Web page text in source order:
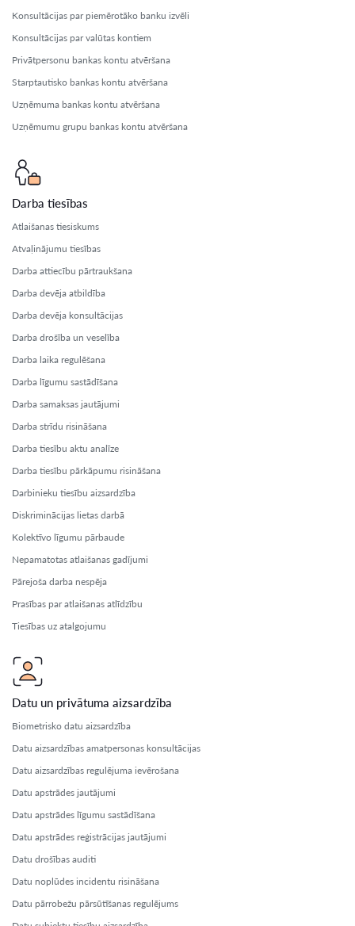
Konsultācijas par piemērotāko banku izvēli
Konsultācijas par valūtas kontiem
Privātpersonu bankas kontu atvēršana
Starptautisko bankas kontu atvēršana
Uzņēmuma bankas kontu atvēršana
Uzņēmumu grupu bankas kontu atvēršana
Darba tiesības
Atlaišanas tiesiskums
Atvaļinājumu tiesības
Darba attiecību pārtraukšana
Darba devēja atbildība
Darba devēja konsultācijas
Darba drošība un veselība
Darba laika regulēšana
Darba līgumu sastādīšana
Darba samaksas jautājumi
Darba strīdu risināšana
Darba tiesību aktu analīze
Darba tiesību pārkāpumu risināšana
Darbinieku tiesību aizsardzība
Diskriminācijas lietas darbā
Kolektīvo līgumu pārbaude
Nepamatotas atlaišanas gadījumi
Pārejoša darba nespēja
Prasības par atlaišanas atlīdzību
Tiesības uz atalgojumu
Datu un privātuma aizsardzība
Biometrisko datu aizsardzība
Datu aizsardzības amatpersonas konsultācijas
Datu aizsardzības regulējuma ievērošana
Datu apstrādes jautājumi
Datu apstrādes līgumu sastādīšana
Datu apstrādes reģistrācijas jautājumi
Datu drošības auditi
Datu noplūdes incidentu risināšana
Datu pārrobežu pārsūtīšanas regulējums